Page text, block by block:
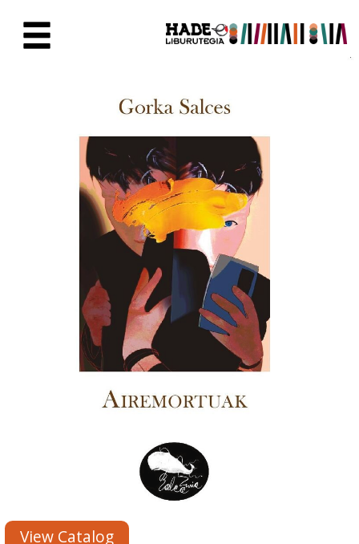
New Books Card - Liburutegia
View Catalog